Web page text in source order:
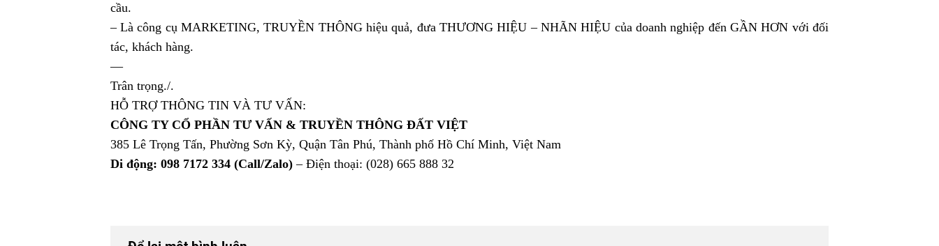
cầu.
– Là công cụ MARKETING, TRUYỀN THÔNG hiệu quả, đưa THƯƠNG HIỆU – NHÃN HIỆU của doanh nghiệp đến GẦN HƠN với đối
tác, khách hàng.
—
Trân trọng./.
HỖ TRỢ THÔNG TIN VÀ TƯ VẤN:
CÔNG TY CỔ PHẦN TƯ VẤN & TRUYỀN THÔNG ĐẤT VIỆT
385 Lê Trọng Tấn, Phường Sơn Kỳ, Quận Tân Phú, Thành phố Hồ Chí Minh, Việt Nam
Di động: 098 7172 334 (Call/Zalo)– Điện thoại: (028) 665 888 32